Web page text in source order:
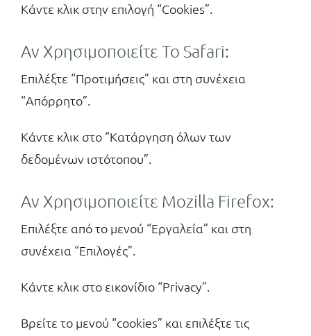
Κάντε κλικ στην επιλογή “Cookies”.
Αν Χρησιμοποιείτε Το Safari:
Επιλέξτε “Προτιμήσεις” και στη συνέχεια
“Απόρρητο”.
Κάντε κλικ στο “Κατάργηση όλων των
δεδομένων ιστότοπου”.
Αν Χρησιμοποιείτε Mozilla Firefox:
Επιλέξτε από το μενού “Εργαλεία” και στη
συνέχεια “Επιλογές”.
Κάντε κλικ στο εικονίδιο “Privacy”.
Βρείτε το μενού “cookies” και επιλέξτε τις